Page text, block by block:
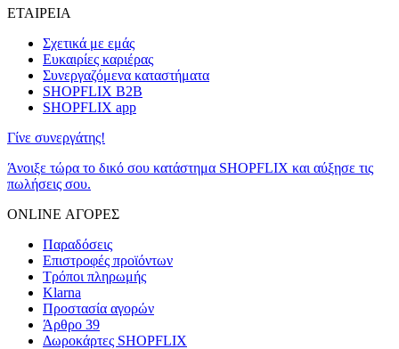
ΕΤΑΙΡΕΙΑ
Σχετικά με εμάς
Ευκαιρίες καριέρας
Συνεργαζόμενα καταστήματα
SHOPFLIX B2B
SHOPFLIX app
Γίνε συνεργάτης!
Άνοιξε τώρα το δικό σου κατάστημα SHOPFLIX και αύξησε τις
πωλήσεις σου.
ONLINE ΑΓΟΡΕΣ
Παραδόσεις
Επιστροφές προϊόντων
Τρόποι πληρωμής
Klarna
Προστασία αγορών
Άρθρο 39
Δωροκάρτες SHOPFLIX